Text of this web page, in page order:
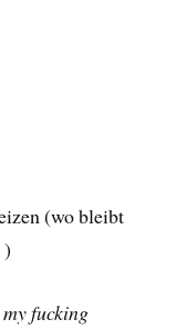
(wo bleibt
fucking